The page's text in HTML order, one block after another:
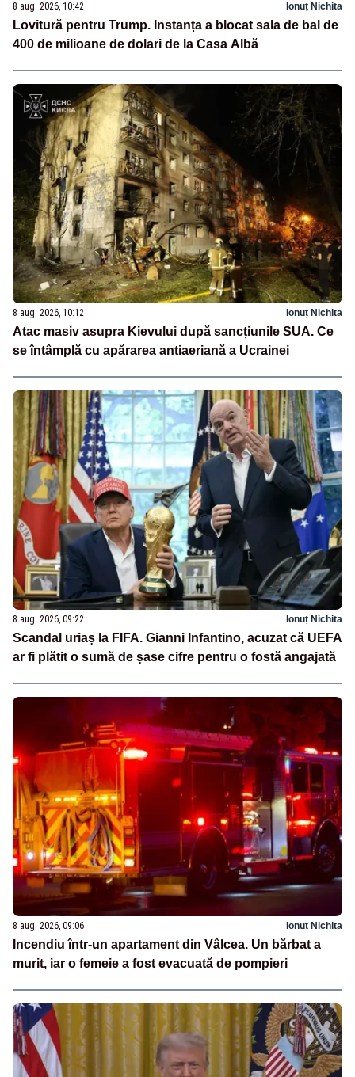
8 aug. 2026, 10:42 Ionuț Nichita
Lovitură pentru Trump. Instanța a blocat sala de bal de
400 de milioane de dolari de la Casa Albă
8 aug. 2026, 10:12 Ionuț Nichita
Atac masiv asupra Kievului după sancțiunile SUA. Ce
se întâmplă cu apărarea antiaeriană a Ucrainei
8 aug. 2026, 09:22 Ionuț Nichita
Scandal uriaș la FIFA. Gianni Infantino, acuzat că UEFA
ar fi plătit o sumă de șase cifre pentru o fostă angajată
8 aug. 2026, 09:06 Ionuț Nichita
Incendiu într-un apartament din Vâlcea. Un bărbat a
murit, iar o femeie a fost evacuată de pompieri